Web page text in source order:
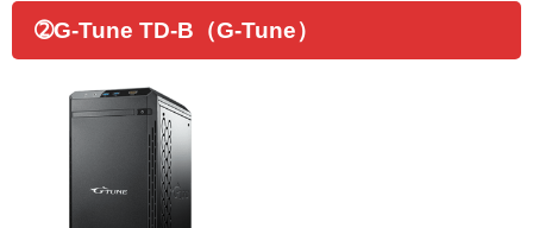
➁G-Tune TD-B（G-Tune）